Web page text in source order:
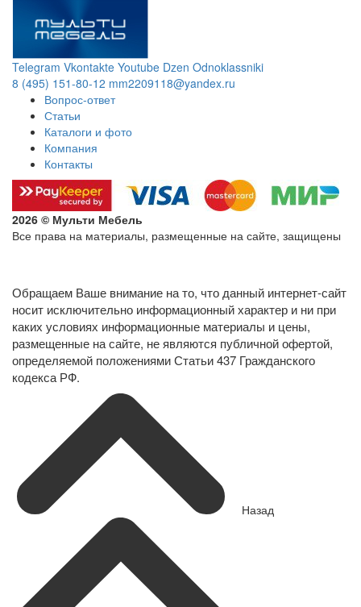
Telegram Vkontakte Youtube Dzen Odnoklassniki
8 (495) 151-80-12 mm2209118@yandex.ru
Вопрос-ответ
Статьи
Каталоги и фото
Компания
Контакты
2026 © Мульти Мебель
Все права на материалы, размещенные на сайте, защищены
Обращаем Ваше внимание на то, что данный интернет-сайт
носит исключительно информационный характер и ни при
каких условиях информационные материалы и цены,
размещенные на сайте, не являются публичной офертой,
определяемой положениями Статьи 437 Гражданского
кодекса РФ.
Назад